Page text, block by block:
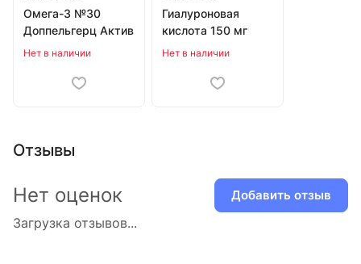
Омега-3 №30
Доппельгерц Актив
Нет в наличии
Гиалуроновая
кислота 150 мг
Нет в наличии
Отзывы
Загрузка отзывов...
Нет оценок Добавить отзыв